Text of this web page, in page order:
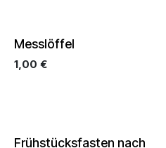
Messlöffel
1,00 €
Frühstücksfasten nach